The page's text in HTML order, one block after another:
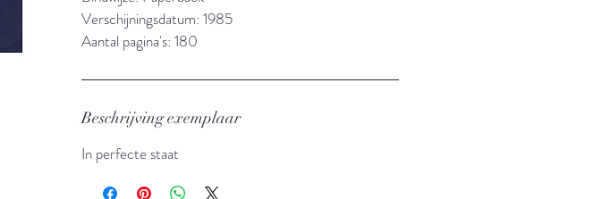
Verschijningsdatum: 1985
Aantal pagina's: 180
Beschrijving exemplaar
In perfecte staat